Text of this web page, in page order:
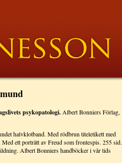
psykopatologi. Albert Bonniers Förlag,
halvklotband. Med rödbrun titeletikett med
ett porträtt av Freud som frontespis. 255 sid.
Albert Bonniers handböcker i vår tids